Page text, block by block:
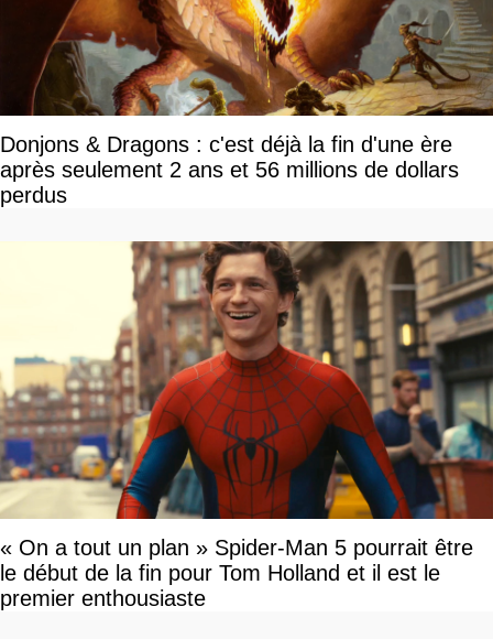
Donjons & Dragons : c'est déjà la fin d'une ère
après seulement 2 ans et 56 millions de dollars
perdus
« On a tout un plan » Spider-Man 5 pourrait être
le début de la fin pour Tom Holland et il est le
premier enthousiaste